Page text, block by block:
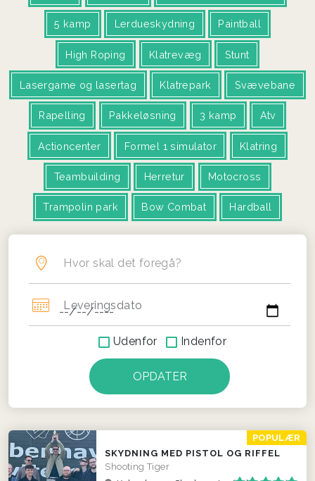
5 kamp Lerdueskydning Paintball
High Roping Klatrevæg Stunt
Lasergame og lasertag Klatrepark Svævebane
Rapelling Pakkeløsning 3 kamp Atv
Actioncenter Formel 1 simulator Klatring
Teambuilding Herretur Motocross
Trampolin park Bow Combat Hardball
Hvor skal det foregå?
Leveringsdato
Udenfor Indenfor
POPULÆR
SKYDNING MED PISTOL OG RIFFEL
Shooting Tiger